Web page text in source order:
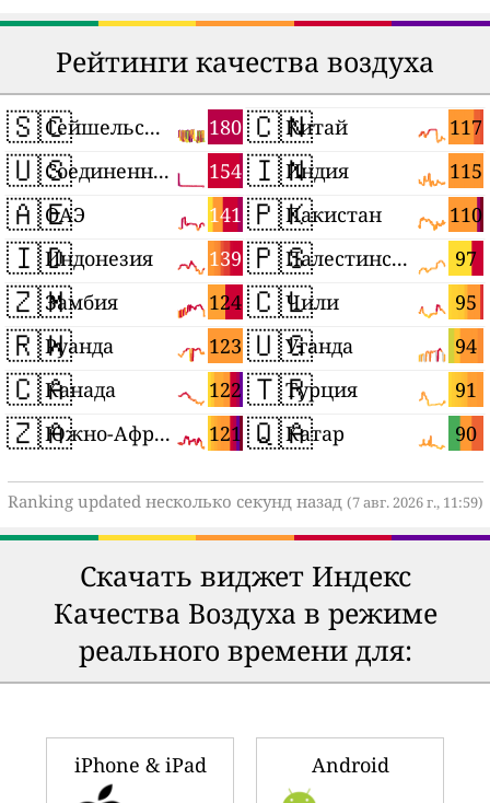
Рейтинги качества воздуха
🇸🇨 180
Сейшельские Острова
🇺🇸 154
Соединенные Штаты
🇦🇪 141
ОАЭ
🇮🇩 139
Индонезия
🇿🇲 124
Замбия
🇷🇼 123
Руанда
🇨🇦 122
Канада
🇿🇦 121
Южно-Африканская Республика
🇨🇳 117
Китай
🇮🇳 115
Индия
🇵🇰 110
Пакистан
🇵🇸 97
Палестинские территории
🇨🇱 95
Чили
🇺🇬 94
Уганда
🇹🇷 91
Турция
🇶🇦 90
Катар
Ranking updated несколько секунд назад (7 авг. 2026 г., 11:59)
Скачать виджет Индекс
Качества Воздуха в режиме
реального времени для:
iPhone & iPad Android